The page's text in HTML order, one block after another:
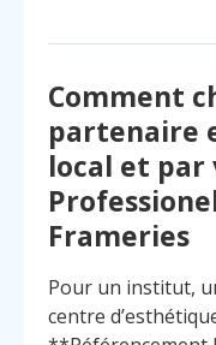
Comment
partenaire
local et
Frameries
Pour un institut,
centre